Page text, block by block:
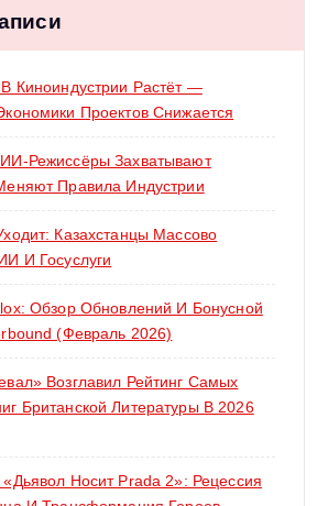
Киноиндустрии Растёт —
Проектов Снижается
Режиссёры Захватывают
Правила Индустрии
Казахстанцы Массово
И Госуслуги
Обзор Обновлений И Бонусной
(февраль 2026)
Возглавил Рейтинг Самых
Британской Литературы В 2026
Носит Prada 2»: Рецессия